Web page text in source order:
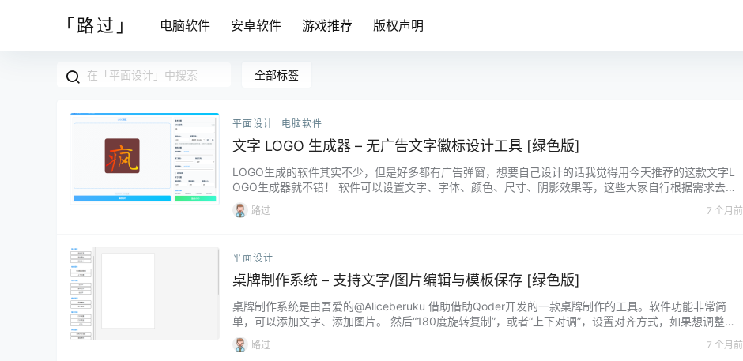
「路过」 电脑软件 安卓软件 游戏推荐 版权声明
全部标签
平面设计 电脑软件
文字 LOGO 生成器 – 无广告文字徽标设计工具 [绿色版]
LOGO生成的软件其实不少，但是好多都有广告弹窗，想要自己设计的话我觉得用今天推荐的这款文字L
OGO生成器就不错！ 软件可以设置文字、字体、颜色、尺寸、阴影效果等，这些大家自行根据需求去设
计。 设计完成后点【生成LOGO】，想要保存可以点【保存图片】 软件比较简单，有需要的小伙伴自己
去体验！...
路过 7 个月前
平面设计
桌牌制作系统 – 支持文字/图片编辑与模板保存 [绿色版]
桌牌制作系统是由吾爱的@Aliceberuku 借助借助Qoder开发的一款桌牌制作的工具。软件功能非常简
单，可以添加文字、添加图片。 然后“180度旋转复制”，或者“上下对调”，设置对齐方式，如果想调整，
可以自己拖动鼠标进行调整。 制作好了桌牌以后，我们可以保存模板，当然你有好的模板也可以导入软
件中。另外，软件还支持打印预览和打印。 前段时间我们领导要制作桌牌，当时是想徒手弄一个，后来
路过 7 个月前